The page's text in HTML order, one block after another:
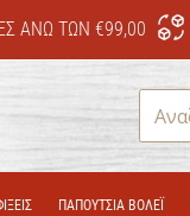
ΆΝΩ ΤΩΝ €99,00
ΠΑΠΟΎΤΣΙΑ ΒΌΛΕΪ